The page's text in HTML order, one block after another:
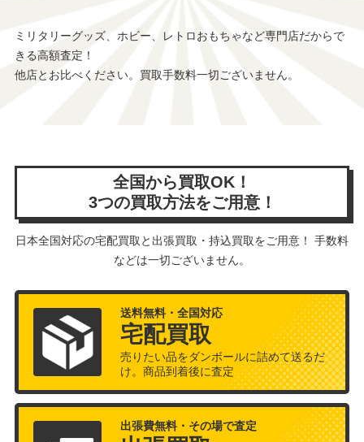
ミリタリーグッズ、ホビー、レトロおもちゃなど専門店だからで
きる高額査定！
他店とお比べください。買取手数料一切ございません。
全国から買取OK！
3つの買取方法をご用意！
日本全国対応の宅配買取と出張買取・持込買取をご用意！ 手数料
などは一切ございません。
送料無料・全国対応
宅配買取
売りたい品をダンボールに詰めて送るだ
け。商品到着後に査定
出張費無料・その場で査定